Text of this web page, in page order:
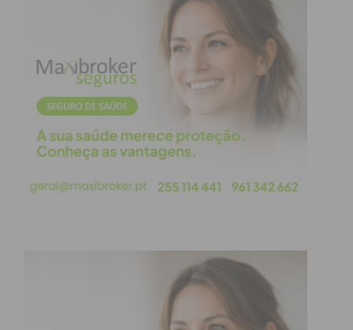
Foi considerado um dos grandes nomes da
nova vaga do circo contemporâneo. O que
significa para si e que responsabilidades lhe
traz?
Subscreva a newsletter do Imediato
Quem é o Daniel Seabra?
Então, esta é complexa. O Daniel Seabra é um
aprender. Sou um apaixonadíssimo pelo circo, bem
interessado por política. Como profissional tem
desenvolvido o seu trabalho em torno do circo, mas
também é professor em projectos sociais e escolas
artísticas, também tem colaborado com algumas